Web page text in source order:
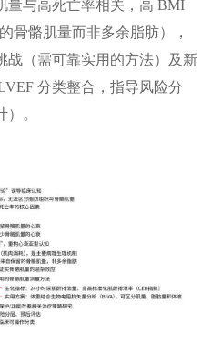
量与高死亡率相关，高 BMI
骨骼肌量而非多余脂肪），
战（需可靠实用的方法）及新
分类整合，指导风险分
。